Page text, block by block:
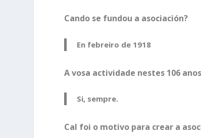
Cando se fundou a asociación?
En febreiro de 1918
A vosa actividade nestes 106
Si, sempre.
Cal foi o motivo para crear a